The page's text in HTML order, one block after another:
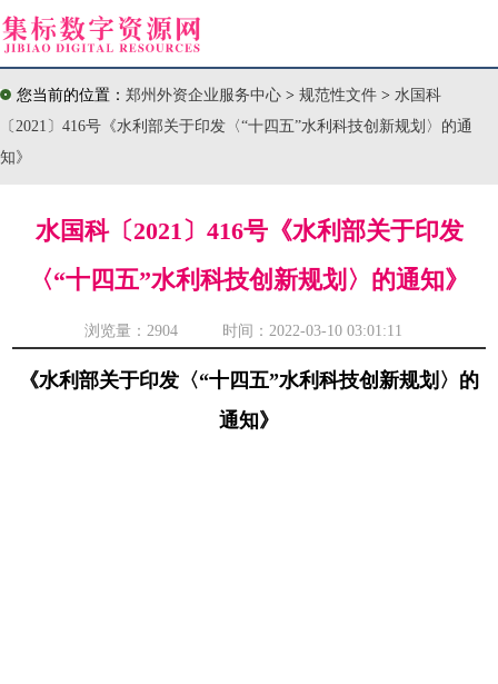
您当前的位置： 郑州外资企业服务中心 > 规范性文件 > 水国科
〔2021〕416号《水利部关于印发〈“十四五”水利科技创新规划〉的通
知》
水国科〔2021〕416号《水利部关于印发
〈“十四五”水利科技创新规划〉的通知》
浏览量： 2904 时间：2022-03-10 03:01:11
《水利部关于印发〈“十四五”水利科技创新规划〉的
通知》